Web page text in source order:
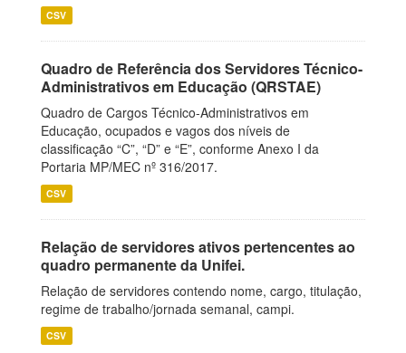
CSV
Quadro de Referência dos Servidores Técnico-
Administrativos em Educação (QRSTAE)
Quadro de Cargos Técnico-Administrativos em
Educação, ocupados e vagos dos níveis de
classificação “C”, “D” e “E”, conforme Anexo I da
Portaria MP/MEC nº 316/2017.
CSV
Relação de servidores ativos pertencentes ao
quadro permanente da Unifei.
Relação de servidores contendo nome, cargo, titulação,
regime de trabalho/jornada semanal, campi.
CSV